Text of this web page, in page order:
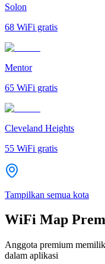
Solon
68 WiFi gratis
Mentor
65 WiFi gratis
Cleveland Heights
55 WiFi gratis
Tampilkan semua kota
WiFi Map
Anggota premium
dalam aplikasi